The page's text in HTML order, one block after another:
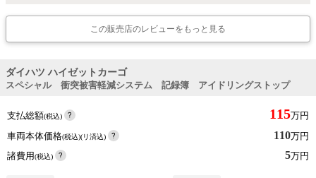
この販売店のレビューをもっと見る
ダイハツ ハイゼットカーゴ
スペシャル 衝突被害軽減システム 記録簿 アイドリングストップ
支払総額(税込) 115万円
車両本体価格(税込)(リ済込) 110万円
諸費用(税込) 5万円